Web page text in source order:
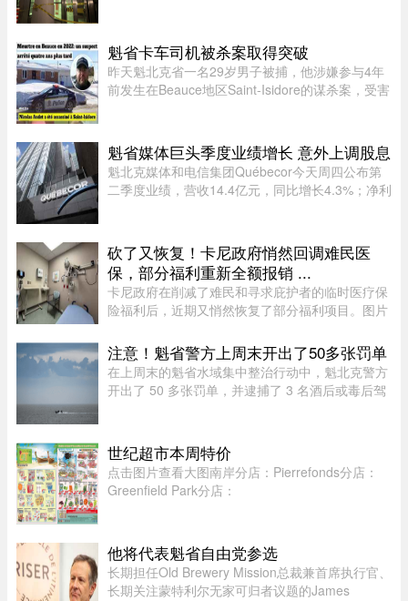
多名乘客。蒙特利尔警方 ...
魁省卡车司机被杀案取得突破
昨天魁北克省一名29岁男子被捕，他涉嫌参与4年
前发生在Beauce地区Saint-Isidore的谋杀案，受害
人étienne Gourde。Gourde将在 ...
魁省媒体巨头季度业绩增长 意外上调股息
魁北克媒体和电信集团Québecor今天周四公布第
二季度业绩，营收14.4亿元，同比增长4.3%；净利
4%至12.3亿元，过去一年新增2 ...
砍了又恢复！卡尼政府悄然回调难民医
保，部分福利重新全额报销 ...
卡尼政府在削减了难民和寻求庇护者的临时医疗保
险福利后，近期又悄然恢复了部分福利项目。图片
预算承诺削减资金，调整了为已安置的难民和等待
获得省或地区医保的庇护申 ...
注意！魁省警方上周末开出了50多张罚单
在上周末的魁省水域集中整治行动中，魁北克警方
开出了 50 多张罚单，并逮捕了 3 名酒后或毒后驾
内的多支魁省警力在 8 月 1 ...
世纪超市本周特价
点击图片查看大图南岸分店：Pierrefonds分店：
Greenfield Park分店：
他将代表魁省自由党参选
长期担任Old Brewery Mission总裁兼首席执行官、
长期关注蒙特利尔无家可归者议题的James